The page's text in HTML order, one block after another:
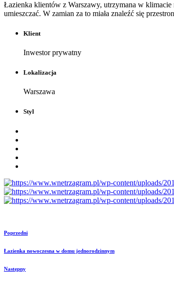
Łazienka klientów z Warszawy, utrzymana w
umieszczać. W zamian za to miała znaleźć się
Klient
Inwestor prywatny
Lokalizacja
Warszawa
Styl
Poprzedni
Łazienka nowoczesna w domu jednorodzinnym
Następny